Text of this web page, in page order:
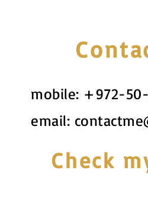
mobile: +972-
email:
Check